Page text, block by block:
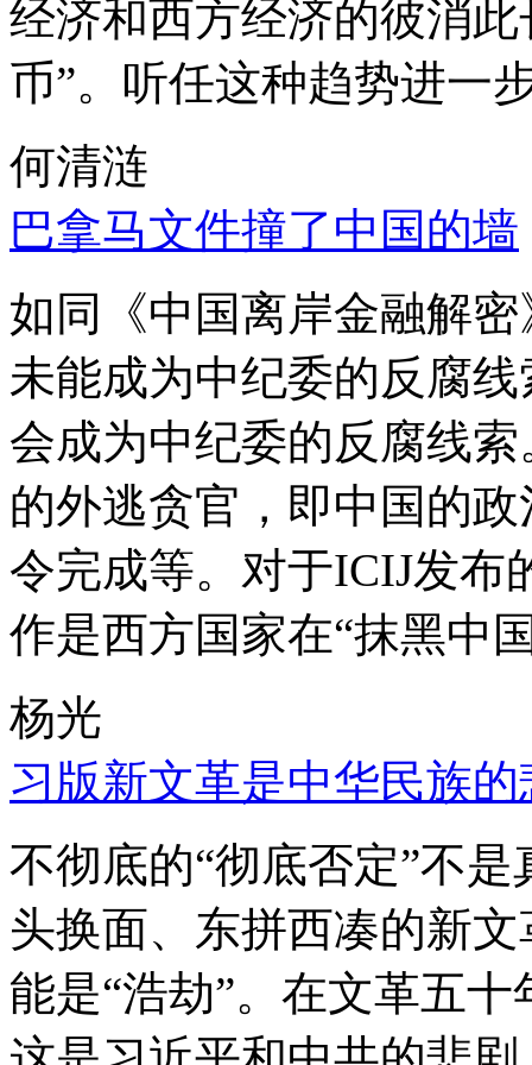
经济和西方经济的彼消
币”。听任这种趋势进一
何清涟
巴拿马文件撞了中国的墙
如同《中国离岸金融解
未能成为中纪委的反腐
会成为中纪委的反腐线
的外逃贪官，即中国的
令完成等。对于ICIJ发布
作是西方国家在“抹黑中
杨光
习版新文革是中华民族的
不彻底的“彻底否定”不
头换面、东拼西凑的新
能是“浩劫”。在文革五